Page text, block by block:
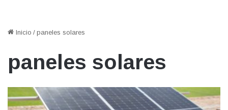
Inicio / paneles solares
paneles solares